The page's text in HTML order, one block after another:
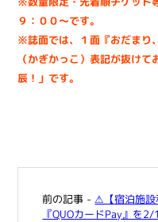
９：００～です。
※誌面では、１面『おだまり
（かぎかっこ）表記が抜け
辰！」です。
前の記事 -⚠【宿泊施設
『QUOカードPay』を